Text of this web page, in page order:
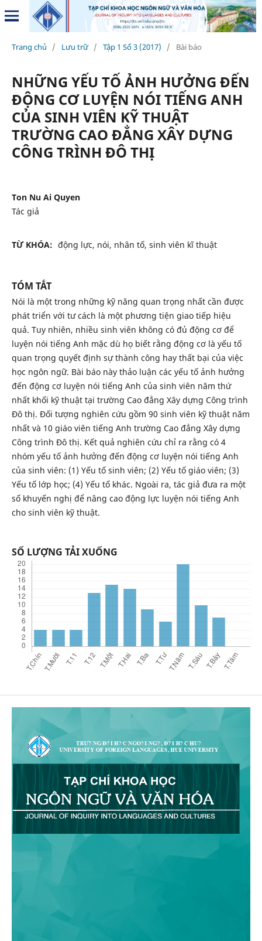
Trang chủ / Lưu trữ / Tập 1 Số 3 (2017) / Bài báo
NHỮNG YẾU TỐ ẢNH HƯỞNG ĐẾN
ĐỘNG CƠ LUYỆN NÓI TIẾNG ANH
CỦA SINH VIÊN KỸ THUẬT
TRƯỜNG CAO ĐẲNG XÂY DỰNG
CÔNG TRÌNH ĐÔ THỊ
Ton Nu Ai Quyen
Tác giả
TỪ KHÓA: động lực, nói, nhân tố, sinh viên kĩ thuật
TÓM TẮT
Nói là một trong những kỹ năng quan trọng nhất cần được
phát triển với tư cách là một phương tiện giao tiếp hiệu
quả. Tuy nhiên, nhiều sinh viên không có đủ động cơ để
luyện nói tiếng Anh mặc dù họ biết rằng động cơ là yếu tố
quan trọng quyết định sự thành công hay thất bại của việc
học ngôn ngữ. Bài báo này thảo luận các yếu tố ảnh hưởng
đến động cơ luyện nói tiếng Anh của sinh viên năm thứ
nhất khối kỹ thuật tại trường Cao đẳng Xây dựng Công trình
Đô thị. Đối tượng nghiên cứu gồm 90 sinh viên kỹ thuật năm
nhất và 10 giáo viên tiếng Anh trường Cao đẳng Xây dựng
Công trình Đô thị. Kết quả nghiên cứu chỉ ra rằng có 4
nhóm yếu tố ảnh hưởng đến động cơ luyện nói tiếng Anh
của sinh viên: (1) Yếu tố sinh viên; (2) Yếu tố giáo viên; (3)
Yếu tố lớp học; (4) Yếu tố khác. Ngoài ra, tác giả đưa ra một
số khuyến nghị để nâng cao động lực luyện nói tiếng Anh
cho sinh viên kỹ thuật.
SỐ LƯỢNG TẢI XUỐNG